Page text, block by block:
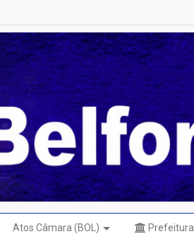
Atos Câmara (BOL) Prefeitura